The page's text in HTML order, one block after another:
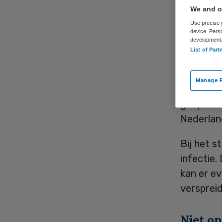
Sinds
Bij het
infectie.
kan er
We and
Use precise
device.
development.
List of
Manage